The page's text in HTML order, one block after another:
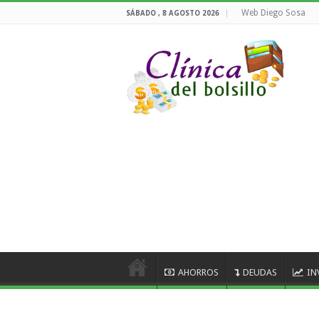
SÁBADO , 8 AGOSTO 2026 Web Diego Sosa
AHORROS DEUDAS